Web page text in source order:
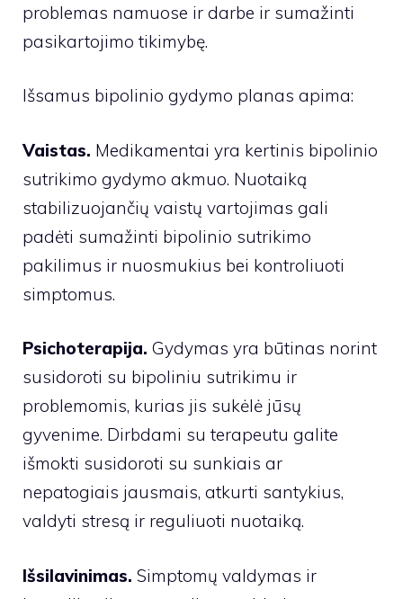
problemas namuose ir darbe ir sumažinti
pasikartojimo tikimybę.
Išsamus bipolinio gydymo planas apima:
Vaistas. Medikamentai yra kertinis bipolinio
sutrikimo gydymo akmuo. Nuotaiką
stabilizuojančių vaistų vartojimas gali
padėti sumažinti bipolinio sutrikimo
pakilimus ir nuosmukius bei kontroliuoti
simptomus.
Psichoterapija. Gydymas yra būtinas norint
susidoroti su bipoliniu sutrikimu ir
problemomis, kurias jis sukėlė jūsų
gyvenime. Dirbdami su terapeutu galite
išmokti susidoroti su sunkiais ar
nepatogiais jausmais, atkurti santykius,
valdyti stresą ir reguliuoti nuotaiką.
Išsilavinimas. Simptomų valdymas ir